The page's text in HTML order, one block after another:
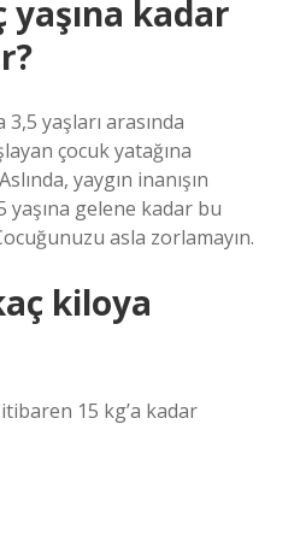
yaşına kadar
yaşları arasında
çocuk yatağına
yaygın inanışın
yaşına gelene kadar bu
asla zorlamayın.
kiloya
15 kg’a kadar